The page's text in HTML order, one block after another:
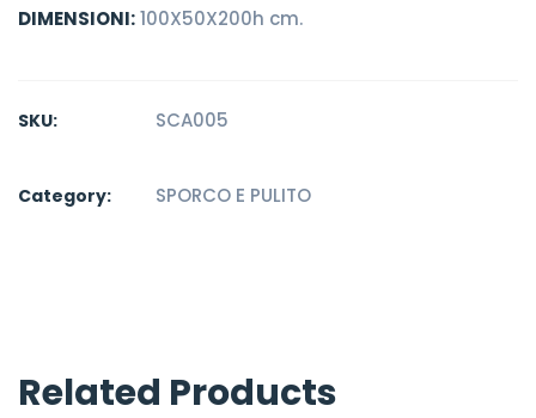
DIMENSIONI:100X50X200h cm.
SKU: SCA005
Category: SPORCO E PULITO
Related Products